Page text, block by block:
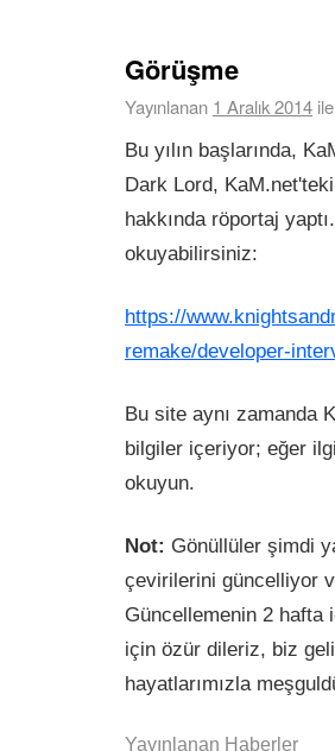
Görüşme
Yayınlanan 1 Aralık 2014 ile
Bu yılın başlarında,
Dark Lord,
hakkında röportaj
okuyabilirsiniz:
https://
remake/developer-
Bu site aynı zamanda
bilgiler içeriyor; eğer
okuyun.
Not: Gönüllüler şimdi
çevirilerini güncelliyor
Güncellemenin 2 hafta
için özür dileriz, biz
hayatlarımızla
Yayınlanan Haberler